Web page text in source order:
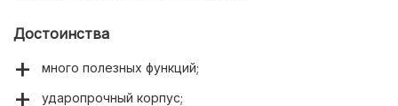
Достоинства
много полезных функций;
ударопрочный корпус;